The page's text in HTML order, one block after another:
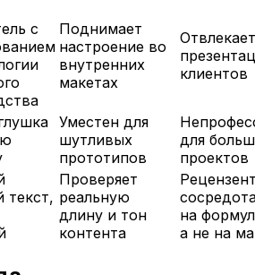
с
Поднимает
настроение во
внутренних
макетах
клиентов
Уместен для
шутливых
прототипов
для
проектов
текст,
Проверяет
реальную
длину и тон
контента
на
а не на